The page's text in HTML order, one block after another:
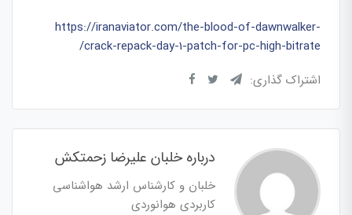
https://iranaviator.com/the-blood-of-dawnwalker-
crack-repack-day-1-patch-for-pc-high-bitrate/
اشتراک گذاری:
درباره خلبان علیرضا زحمتکش
خلبان و کارشناس ارشد هواشناسی
کاربردی هوانوردی